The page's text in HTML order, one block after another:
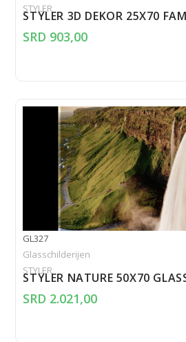
STYLER
STYLER 3D DEKOR 25X70
SRD 903,00
GL327
Glasschilderijen
STYLER
STYLER NATURE 50X70
SRD 2.021,00